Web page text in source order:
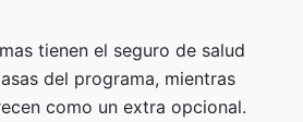
tienen el seguro de salud
del programa, mientras
como un extra opcional.